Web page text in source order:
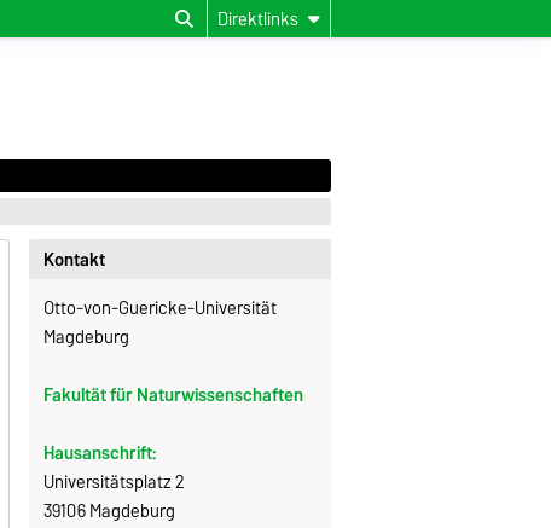
Direktlinks
Kontakt
Otto-von-Guericke-Universität
Magdeburg
Fakultät für Naturwissenschaften
Hausanschrift:
Universitätsplatz 2
39106 Magdeburg